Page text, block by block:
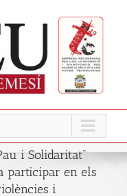
i Solidaritat"
participar en els
i